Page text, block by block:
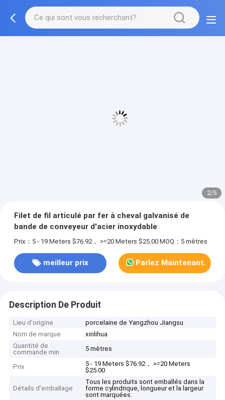
3/5
Filet de fil articulé par fer à cheval galvanisé de
bande de conveyeur d'acier inoxydable
Prix：5 - 19 Meters $76.92， >=20 Meters $25.00 MOQ：5 mètres
meilleur prix Parlez Maintenant.
Description De Produit
Lieu d'origine
porcelaine de Yangzhou Jiangsu
Nom de marque
xinlihua
Quantité de
commande min
5 mètres
Prix
5 - 19 Meters $76.92， >=20 Meters
$25.00
Détails d'emballage
Tous les produits sont emballés dans la
forme cylindrique, longueur et la largeur
sont marquées.